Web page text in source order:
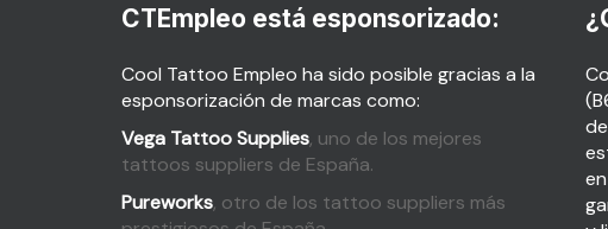
CTEmpleo está esponsorizado:
Cool Tattoo Empleo ha sido posible gracias a la
esponsorización de marcas como:
Vega Tattoo Supplies, uno de los mejores
tattoos suppliers de España.
Pureworks, otro de los tattoo suppliers más